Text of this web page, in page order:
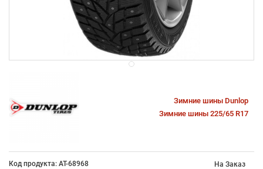
Зимние шины Dunlop
Зимние шины 225/65 R17
Код продукта: AT-68968 На Заказ